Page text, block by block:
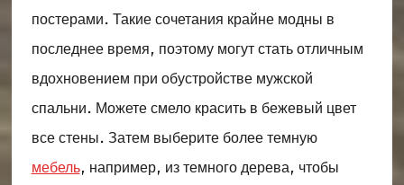
постерами. Такие сочетания крайне модны в
последнее время, поэтому могут стать отличным
вдохновением при обустройстве мужской
спальни. Можете смело красить в бежевый цвет
все стены. Затем выберите более темную
мебель, например, из темного дерева, чтобы